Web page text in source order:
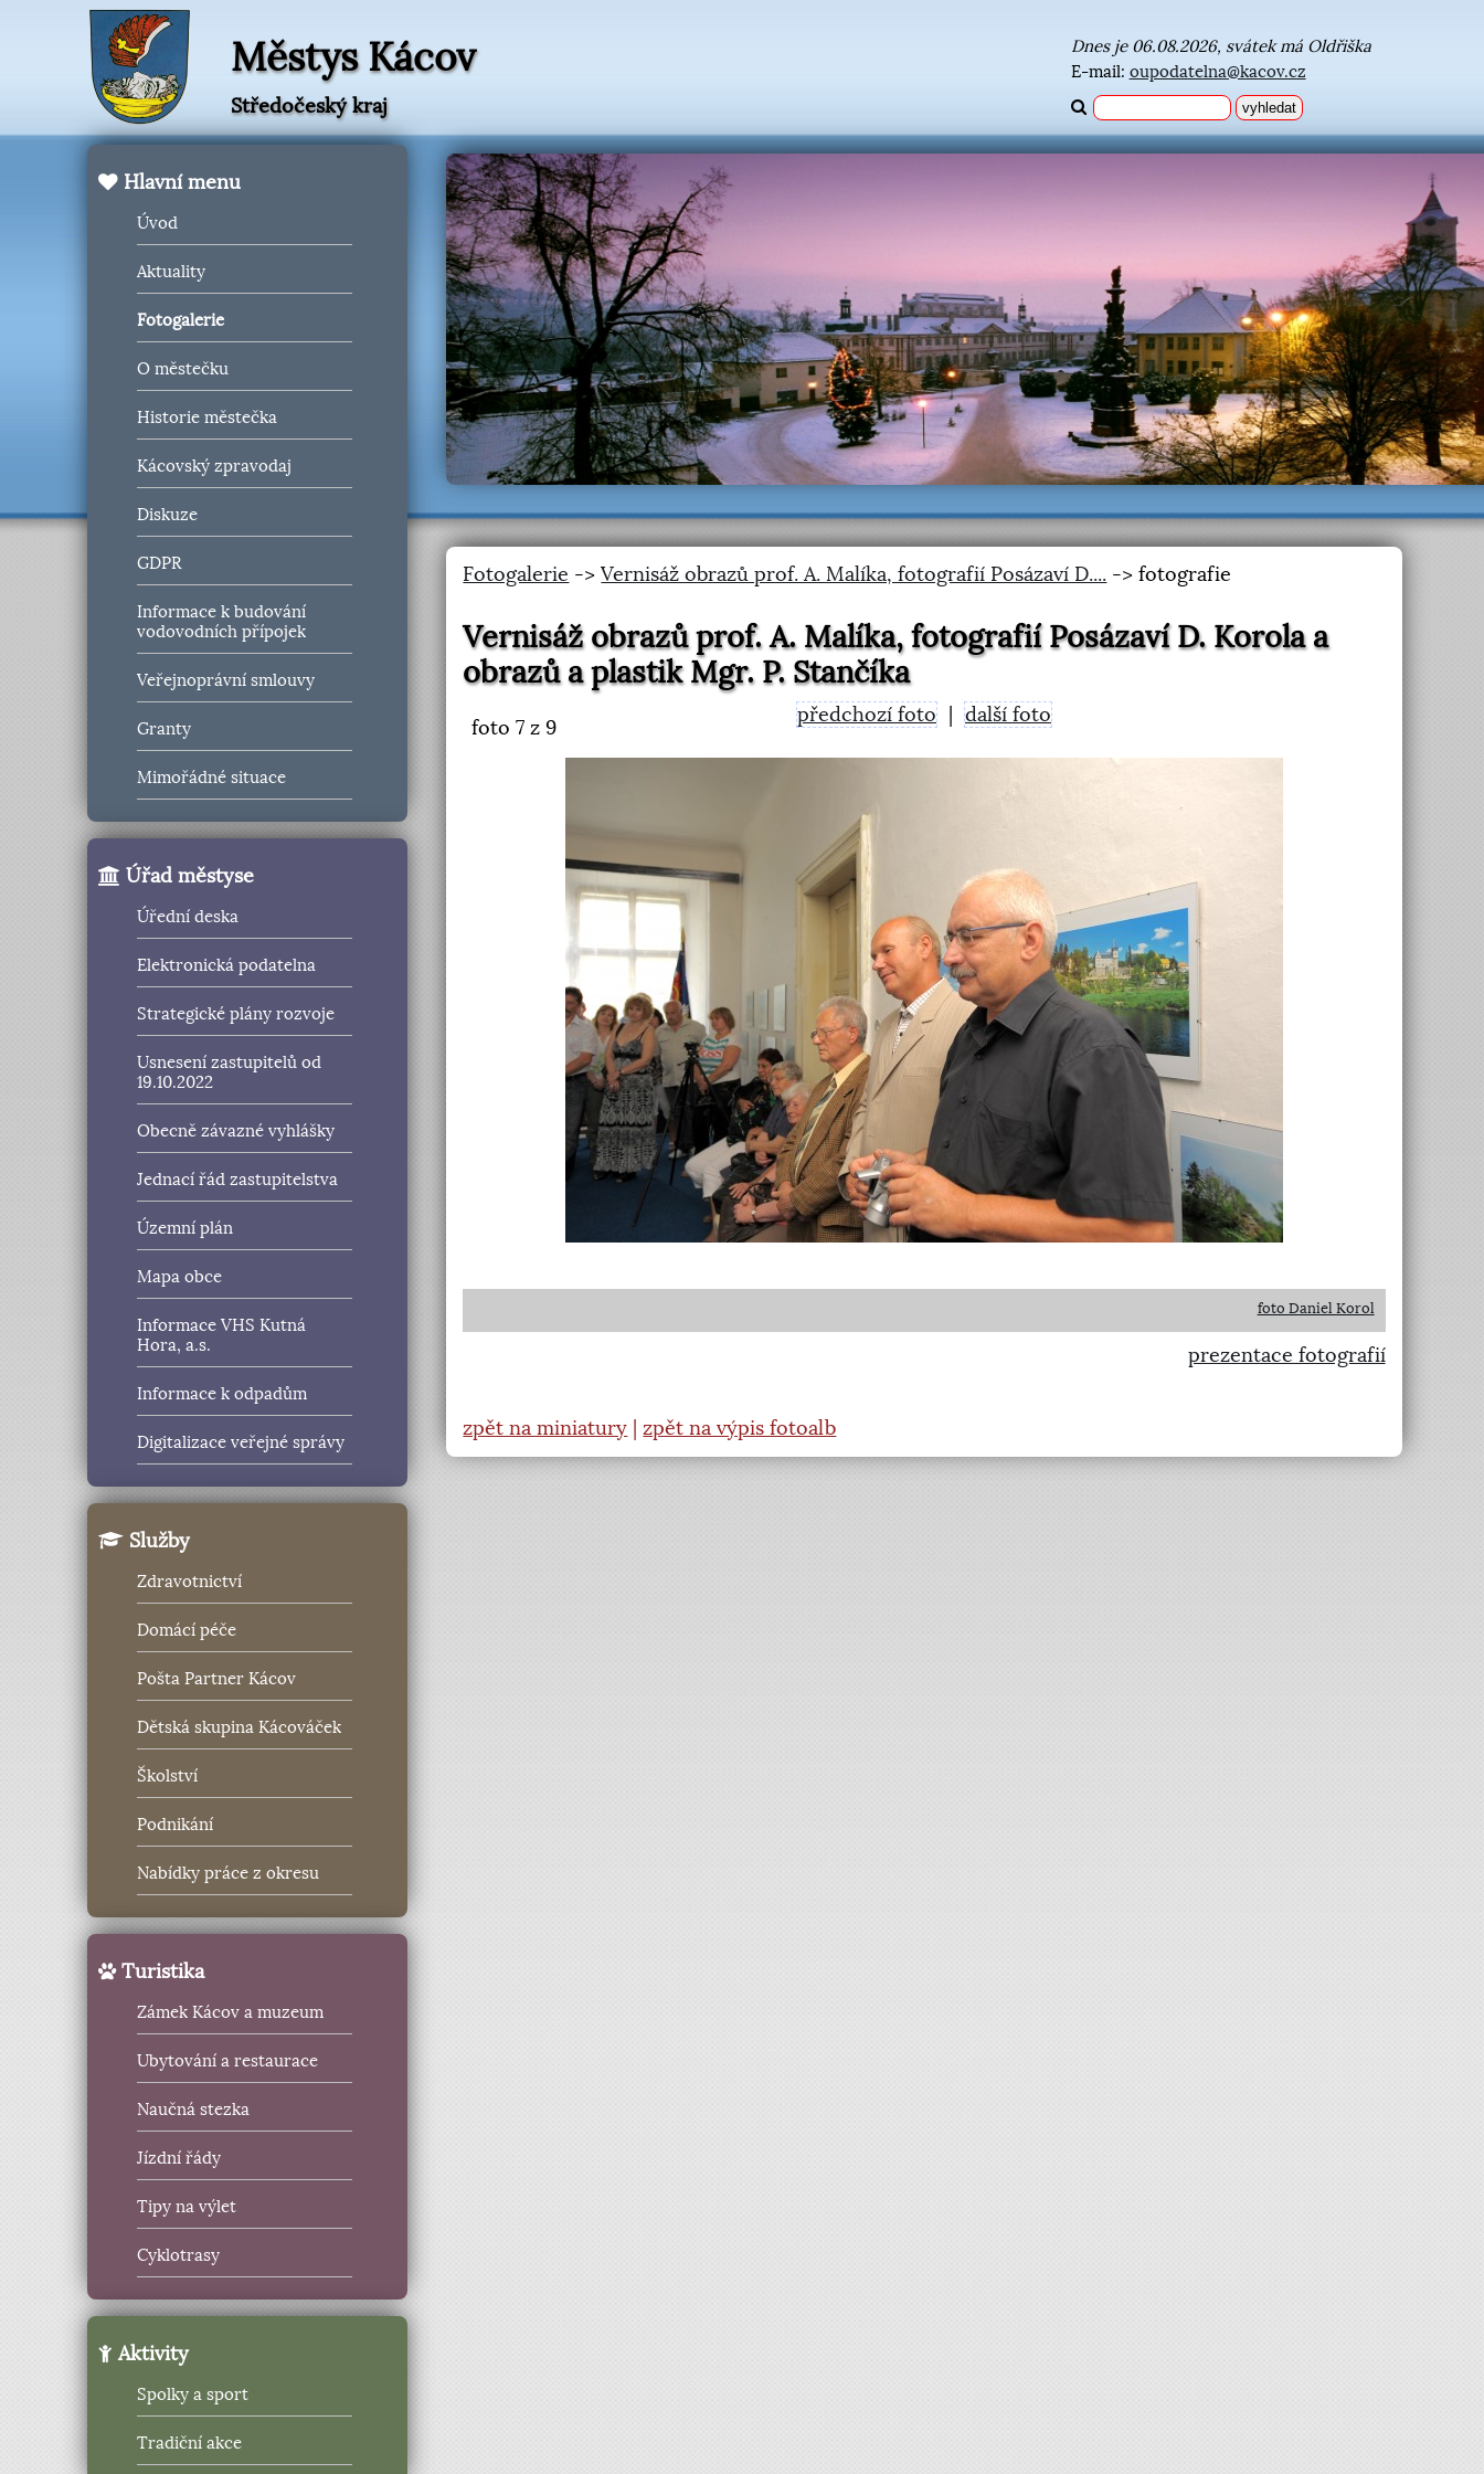
Městys Kácov
Středočeský kraj
Dnes je 06.08.2026, svátek má Oldřiška
E-mail: oupodatelna@kacov.cz
Hlavní menu
Úvod
Aktuality
Fotogalerie
O městečku
Historie městečka
Kácovský zpravodaj
Diskuze
GDPR
Informace k budování
vodovodních přípojek
Veřejnoprávní smlouvy
Granty
Mimořádné situace
Úřad městyse
Úřední deska
Elektronická podatelna
Strategické plány rozvoje
Usnesení zastupitelů od
19.10.2022
Obecně závazné vyhlášky
Jednací řád zastupitelstva
Územní plán
Mapa obce
Informace VHS Kutná
Hora, a.s.
Informace k odpadům
Digitalizace veřejné správy
Služby
Zdravotnictví
Domácí péče
Pošta Partner Kácov
Dětská skupina Kácováček
Školství
Podnikání
Nabídky práce z okresu
Turistika
Zámek Kácov a muzeum
Ubytování a restaurace
Naučná stezka
Jízdní řády
Tipy na výlet
Cyklotrasy
Aktivity
Spolky a sport
Tradiční akce
Fotogalerie ->Vernisáž obrazů prof. A. Malíka, fotografií Posázaví D.... -> fotografie
Vernisáž obrazů prof. A. Malíka, fotografií Posázaví D. Korola a
obrazů a plastik Mgr. P. Stančíka
foto7 z 9
předchozí foto další foto
<
foto Daniel Korol
prezentace fotografií
zpět na miniatury |zpět na výpis fotoalb